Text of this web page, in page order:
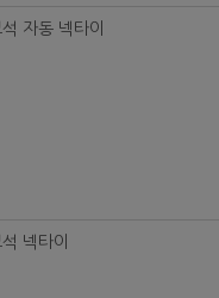
자동 넥타이
넥타이